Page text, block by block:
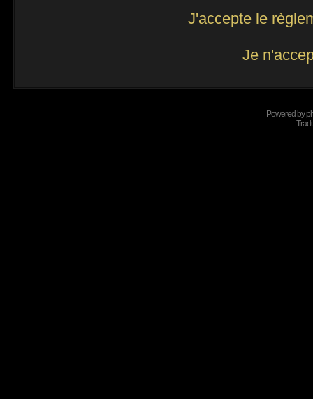
J'accepte le
Je
Powered by